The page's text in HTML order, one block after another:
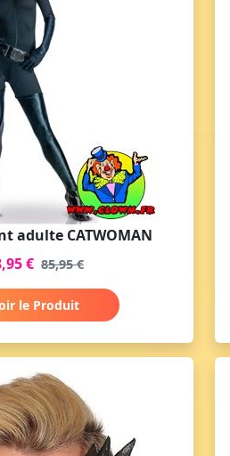
adulte CATWOMAN
€ 85,95 €
le Produit